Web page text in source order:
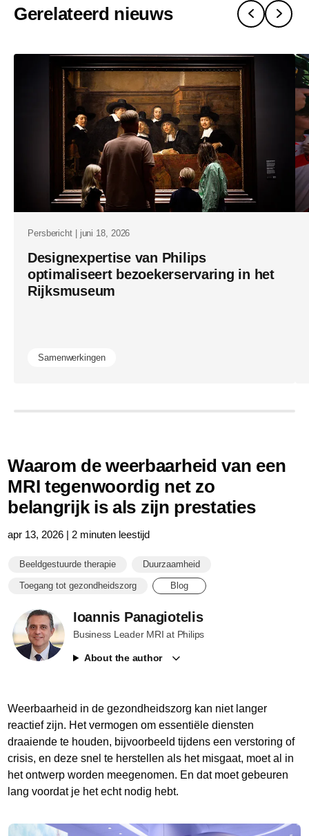
philips-
in-
medtech-
sector.html
Gerelateerd nieuws
Persbericht | juni 18, 2026
Designexpertise van Philips
optimaliseert bezoekerservaring in het
Rijksmuseum
Samenwerkingen
Waarom de weerbaarheid van een
MRI tegenwoordig net zo
belangrijk is als zijn prestaties
apr 13, 2026 | 2 minuten leestijd
Beeldgestuurde therapie Duurzaamheid
Toegang tot gezondheidszorg Blog
Ioannis Panagiotelis
Business Leader MRI at Philips
About the author
Weerbaarheid in de gezondheidszorg kan niet langer
reactief zijn. Het vermogen om essentiële diensten
draaiende te houden, bijvoorbeeld tijdens een verstoring of
crisis, en deze snel te herstellen als het misgaat, moet al in
het ontwerp worden meegenomen. En dat moet gebeuren
lang voordat je het echt nodig hebt.